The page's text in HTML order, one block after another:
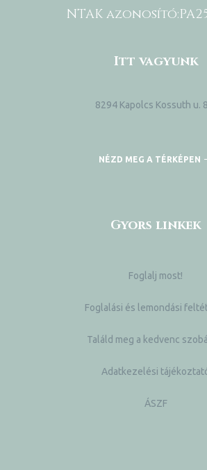
NTAK azonosító:
Itt vagyunk
8294 Kapolcs Kossuth u.
NÉZD MEG A TÉRKÉPEN
Gyors linkek
Foglalj most!
Foglalási és lemondási
Találd meg a kedvenc
Adatkezelési
ÁSZF